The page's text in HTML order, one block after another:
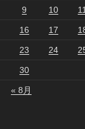
9 10
16 17
23 24
30
« 8月